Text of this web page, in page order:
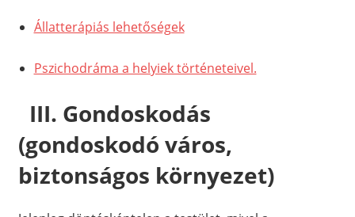
Állatterápiás lehetőségek
Pszichodráma a helyiek történeteivel.
III. Gondoskodás
(gondoskodó város,
biztonságos környezet)